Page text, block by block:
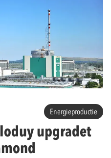
Energieproductie
upgradet